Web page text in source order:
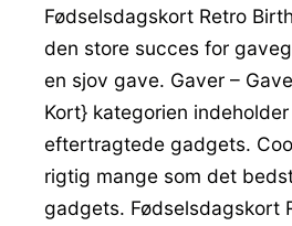
Fødselsdagskort Retro
den store succes for
en sjov gave. Gaver –
Kort} kategorien
eftertragtede gadgets.
rigtig mange som det
gadgets. Fødselsdagskort